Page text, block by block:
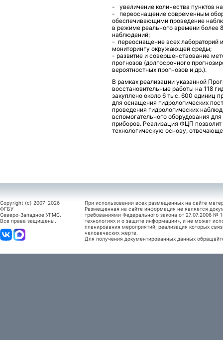
- увеличение количества пунктов
- переоснащение современным
обеспечивающими проведение
в режиме реального времени более
наблюдений;
- переоснащение всех лабораторий
мониторингу окружающей среды;
- развитие и совершенствование
прогнозов (долгосрочного
вероятностных прогнозов и др.).
В рамках реализации указанной
восстановительные работы на 118
закуплено около 6 тыс. 600 единиц
для оснащения гидрологических
проведения гидрологических
вспомогательного оборудования
приборов. Реализация ФЦП
технологическую основу,
Copyright (c) 2007-2026
ФГБУ
Северо-Западное УГМС.
Все права защищены.
При использовании всех размещенных на сайте
Размещенная на сайте информация не является
требованиями Федерального закона от 27.07.2006
технологиях и о защите информации», и не может
планирования мероприятий, реализация которых
человеческих жертв.
Для получения документированных данных